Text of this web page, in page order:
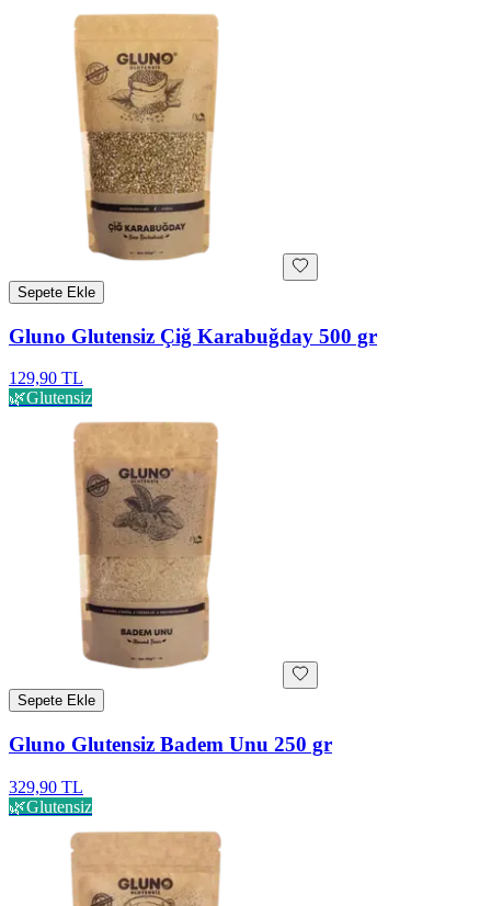
Sepete Ekle
Gluno Glutensiz Çiğ Karabuğday 500 gr
129,90 TL
🌿Glutensiz
Sepete Ekle
Gluno Glutensiz Badem Unu 250 gr
329,90 TL
🌿Glutensiz